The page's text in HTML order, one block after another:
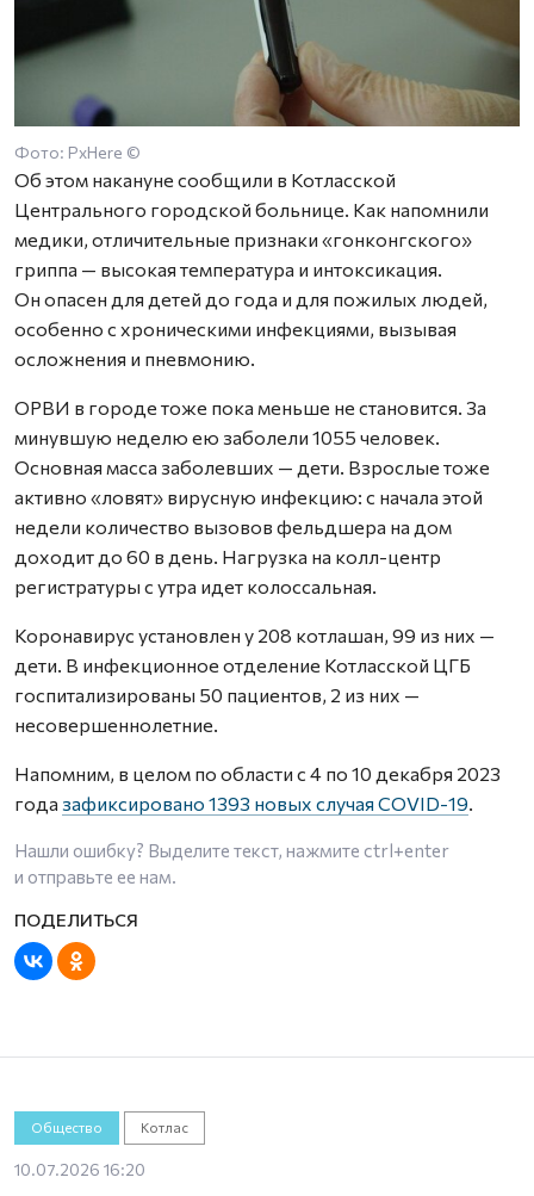
Фото: PxHere ©
Об этом накануне сообщили в Котласской
Центрального городской больнице. Как напомнили
медики, отличительные признаки «гонконгского»
гриппа — высокая температура и интоксикация.
Он опасен для детей до года и для пожилых людей,
особенно с хроническими инфекциями, вызывая
осложнения и пневмонию.
ОРВИ в городе тоже пока меньше не становится. За
минувшую неделю ею заболели 1055 человек.
Основная масса заболевших — дети. Взрослые тоже
активно «ловят» вирусную инфекцию: с начала этой
недели количество вызовов фельдшера на дом
доходит до 60 в день. Нагрузка на колл-центр
регистратуры с утра идет колоссальная.
Коронавирус установлен у 208 котлашан, 99 из них —
дети. В инфекционное отделение Котласской ЦГБ
госпитализированы 50 пациентов, 2 из них —
несовершеннолетние.
Напомним, в целом по области с 4 по 10 декабря 2023
года зафиксировано 1393 новых случая COVID-19.
Нашли ошибку? Выделите текст, нажмите ctrl+enter
и отправьте ее нам.
Общество Котлас
10.07.2026 16:20